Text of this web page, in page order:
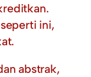
ini,
abstrak,